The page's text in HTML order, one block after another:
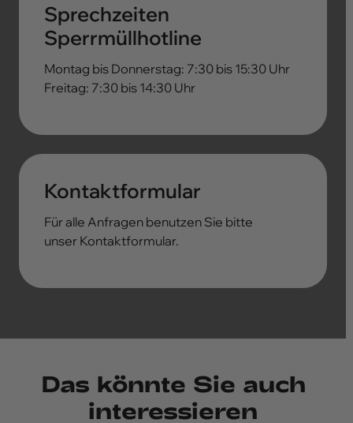
Sprechzeiten
Sperrmüllhotline
Montag bis Donnerstag: 7:30 bis 15:30 Uhr
Freitag: 7:30 bis 14:30 Uhr
Kontaktformular
Für alle Anfragen benutzen Sie bitte
unser Kontaktformular.
Das könnte Sie auch
interessieren